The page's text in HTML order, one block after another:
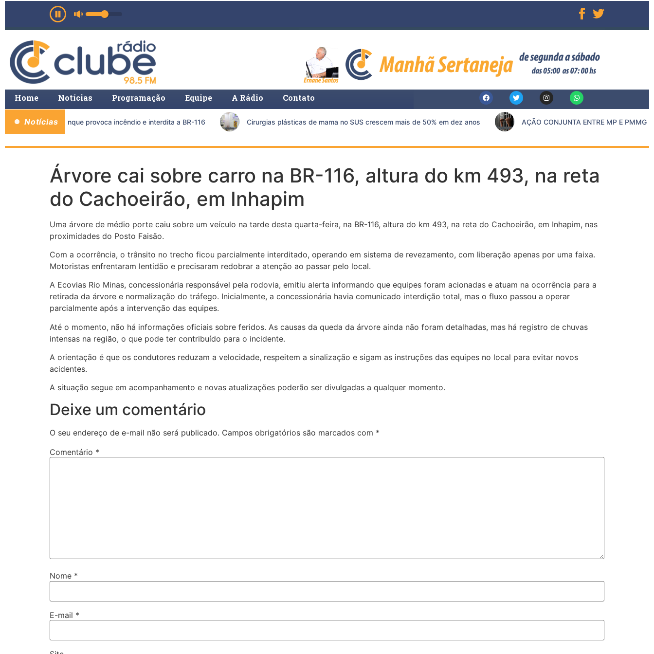
Home Notícias Programação Equipe A Rádio Contato
Notícias
e caminhão-tanque provoca incêndio e interdita a BR-116 Cirurgias plásticas de mama no SUS crescem mais de 50% em dez anos AÇÃO CONJUNTA ENTRE MP E PMMG
Árvore cai sobre carro na BR-116, altura do km 493, na reta
do Cachoeirão, em Inhapim
Uma árvore de médio porte caiu sobre um veículo na tarde desta quarta-feira, na BR-116, altura do km 493, na reta do Cachoeirão, em Inhapim, nas
proximidades do Posto Faisão.
Com a ocorrência, o trânsito no trecho ficou parcialmente interditado, operando em sistema de revezamento, com liberação apenas por uma faixa.
Motoristas enfrentaram lentidão e precisaram redobrar a atenção ao passar pelo local.
A Ecovias Rio Minas, concessionária responsável pela rodovia, emitiu alerta informando que equipes foram acionadas e atuam na ocorrência para a
retirada da árvore e normalização do tráfego. Inicialmente, a concessionária havia comunicado interdição total, mas o fluxo passou a operar
parcialmente após a intervenção das equipes.
Até o momento, não há informações oficiais sobre feridos. As causas da queda da árvore ainda não foram detalhadas, mas há registro de chuvas
intensas na região, o que pode ter contribuído para o incidente.
A orientação é que os condutores reduzam a velocidade, respeitem a sinalização e sigam as instruções das equipes no local para evitar novos
acidentes.
A situação segue em acompanhamento e novas atualizações poderão ser divulgadas a qualquer momento.
Deixe um comentário
O seu endereço de e-mail não será publicado. Campos obrigatórios são marcados com *
Comentário *
Nome *
E-mail *